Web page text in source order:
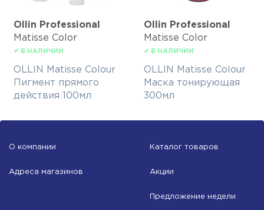
Ollin Professional
Matisse Color
✔ В НАЛИЧИИ
OLLIN Matisse Colour
Пигмент прямого
действия 100мл
Ollin Professional
Matisse Color
✔ В НАЛИЧИИ
OLLIN Matisse Colour
Маска тонирующая
300мл
О компании
Адреса магазинов
Каталог товаров
Акции
Предложение недели